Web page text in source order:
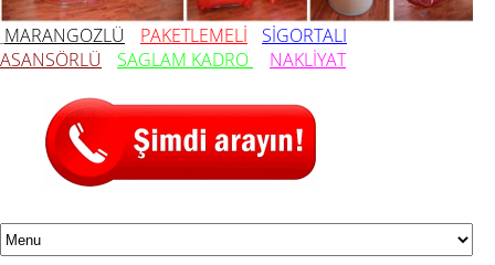
MARANGOZLÜ PAKETLEMELİ
SİGORTALI
ASANSÖRLÜ
SAGLAM KADRO NAKLİYAT